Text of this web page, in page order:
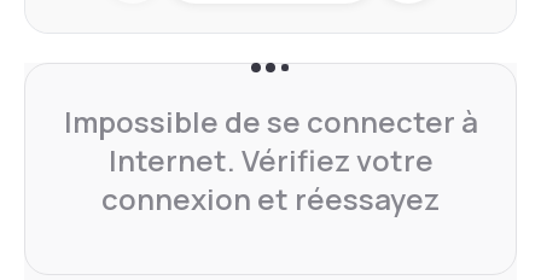
Impossible de se connecter à
Internet. Vérifiez votre
connexion et réessayez